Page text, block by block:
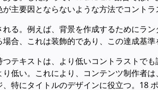
主要因とならないような方法でコントラ
る。例えば、背景を作成するためにラ
合、これは装飾的であり、この達成基準
テキストは、より低いコントラストで
低い。これにより、コンテンツ制作者
特にタイトルのデザインに役立つ。18